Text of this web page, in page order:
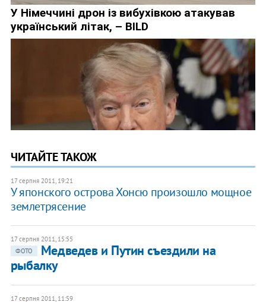
ЧИТАЙТЕ ТАКОЖ
17 серпня 2011, 19:21
У японского острова Хонсю произошло мощное
землетрясение
17 серпня 2011, 15:55
ФОТО
Медведев и Путин съездили на
рыбалку
17 серпня 2011, 11:59